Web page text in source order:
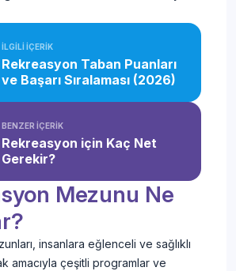
İLGİLİ İÇERİK
Rekreasyon Taban Puanları
ve Başarı Sıralaması (2026)
BENZER İÇERİK
Rekreasyon için Kaç Net
Gerekir?
Mezunu Ne
insanlara eğlenceli ve sağlıklı
amacıyla çeşitli programlar ve